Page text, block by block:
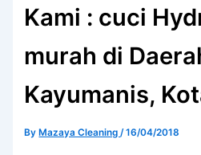
Kami : cuci
murah di
Kayumanis,
By Mazaya Cleaning/16/04/2018